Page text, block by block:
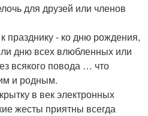
для друзей или членов
празднику - ко дню рождения,
дню всех влюбленных или
всякого повода … что
и родным.
в век электронных
жесты приятны всегда